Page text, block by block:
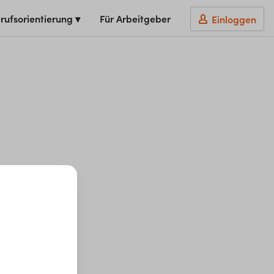
▾ Für Arbeitgeber Einloggen